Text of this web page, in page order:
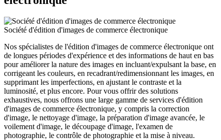
Société d'édition d'images de commerce électronique
Nos spécialistes de l'édition d'images de commerce électronique ont
de longues périodes d'expérience et des informations de haut en bas
pour améliorer la nature des images en incluant/expulsant la base, en
corrigeant les couleurs, en recadrant/redimensionnant les images, en
supprimant les imperfections, en ajustant le contraste et la
luminosité, et plus encore. Pour vous offrir des solutions
exhaustives, nous offrons une large gamme de services d'édition
d'images de commerce électronique, y compris la correction
d'image, le nettoyage d'image, la préparation d'image avancée, le
voilement d'image, le découpage d'image, l'examen de
photographie, le contrôle de photographie et la mise à niveau.